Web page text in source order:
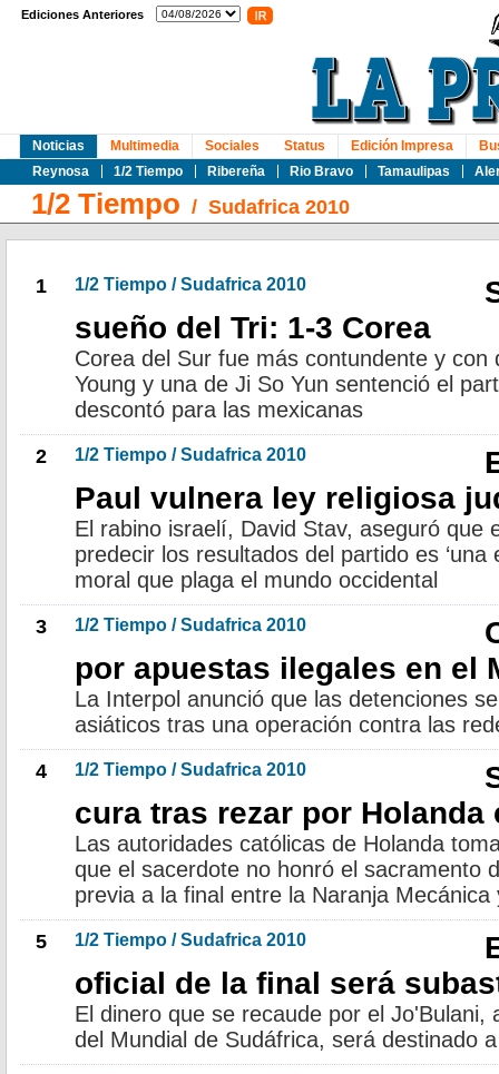
Ediciones Anteriores
Noticias
Reynosa
1/2 Tiempo Ribereña Rio Bravo Tamaulipas
Multimedia Sociales Status Edición Impresa
1/2 Tiempo / Sudafrica 2010
1 1/2 Tiempo / Sudafrica 2010
sueño del Tri: 1-3 Corea
Corea del Sur fue más contundente y con
Young y una de Ji So Yun sentenció el
descontó para las mexicanas
2 1/2 Tiempo / Sudafrica 2010
Paul vulnera ley religiosa
El rabino israelí, David Stav, aseguró que
predecir los resultados del partido es
moral que plaga el mundo occidental
3 1/2 Tiempo / Sudafrica 2010
por apuestas ilegales en el
La Interpol anunció que las detenciones
asiáticos tras una operación contra las
4 1/2 Tiempo / Sudafrica 2010
cura tras rezar por Holanda
Las autoridades católicas de Holanda
que el sacerdote no honró el sacramento
previa a la final entre la Naranja Mecánica
5 1/2 Tiempo / Sudafrica 2010
oficial de la final será
El dinero que se recaude por el
del Mundial de Sudáfrica, será destinado